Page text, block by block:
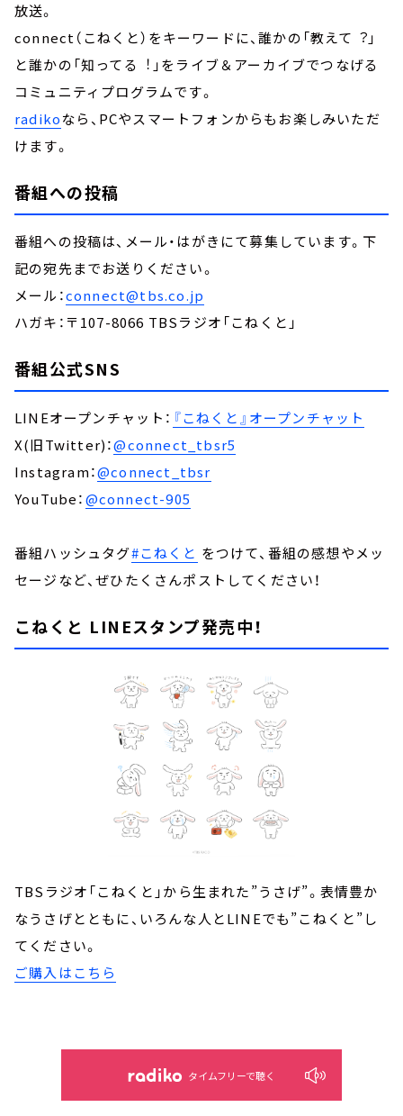
放送。
connect（こねくと）をキーワードに、誰かの「教えて︖」
と誰かの「知ってる︕」をライブ＆アーカイブでつなげる
コミュニティプログラムです。
radikoなら、PCやスマートフォンからもお楽しみいただ
けます。
番組への投稿
番組への投稿は、メール・はがきにて募集しています。下
記の宛先までお送りください。
メール：connect@tbs.co.jp
ハガキ：〒107-8066 TBSラジオ「こねくと」
番組公式SNS
LINEオープンチャット： 『こねくと』オープンチャット
X(旧Twitter)：@connect_tbsr5
Instagram：@connect_tbsr
YouTube：@connect-905
番組ハッシュタグ#こねくと をつけて、番組の感想やメッ
セージなど、ぜひたくさんポストしてください！
こねくと LINEスタンプ発売中！
TBSラジオ「こねくと」から生まれた”うさげ”。表情豊か
なうさげとともに、いろんな人とLINEでも”こねくと”し
てください。
ご購入はこちら
タイムフリーで聴く